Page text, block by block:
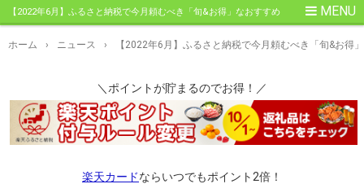
【2022年6月】ふるさと納税で今月頼むべき「旬&お得」なおすすめ
ホーム › ニュース › 【2022年6月】ふるさと納税で今月頼むべき「旬&お得
＼ポイントが貯まるのでお得！／
楽天カードならいつでもポイント2倍！